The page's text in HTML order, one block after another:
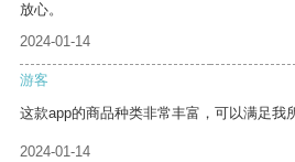
放心。
2024-01-14
游客
这款app的商品种类非常丰富，可以满足我
2024-01-14